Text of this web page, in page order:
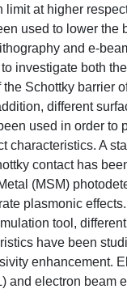
limit at higher
used to lower the
and e-
investigate both
Schottky barrier
different
used in order to
characteristics. A
contact has
(MSM)
plasmonic
tool,
have been
enhancement.
and electron beam